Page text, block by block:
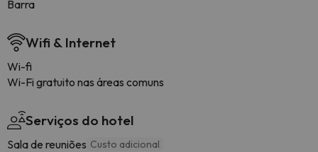
Barra
Wifi & Internet
Wi-fi
Wi-Fi gratuito nas áreas comuns
Serviços do hotel
Sala de reuniões Custo adicional